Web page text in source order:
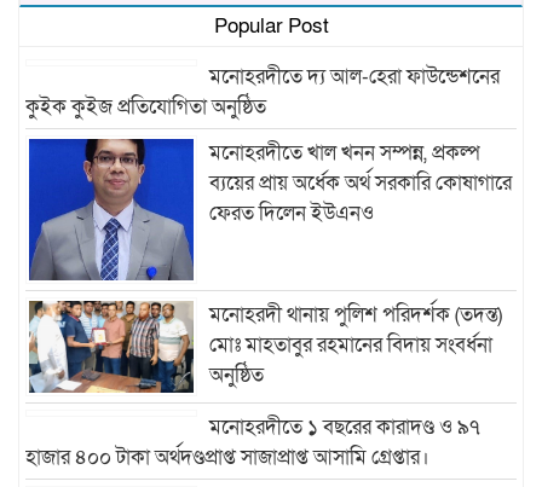
Popular Post
মনোহরদীতে দ্য আল-হেরা ফাউন্ডেশনের
কুইক কুইজ প্রতিযোগিতা অনুষ্ঠিত
মনোহরদীতে খাল খনন সম্পন্ন, প্রকল্প
ব্যয়ের প্রায় অর্ধেক অর্থ সরকারি কোষাগারে
ফেরত দিলেন ইউএনও
মনোহরদী থানায় পুলিশ পরিদর্শক (তদন্ত)
মোঃ মাহতাবুর রহমানের বিদায় সংবর্ধনা
অনুষ্ঠিত
মনোহরদীতে ১ বছরের কারাদণ্ড ও ৯৭
হাজার ৪০০ টাকা অর্থদণ্ডপ্রাপ্ত সাজাপ্রাপ্ত আসামি গ্রেপ্তার।